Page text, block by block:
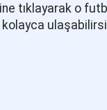
tıklayarak o
kolayca